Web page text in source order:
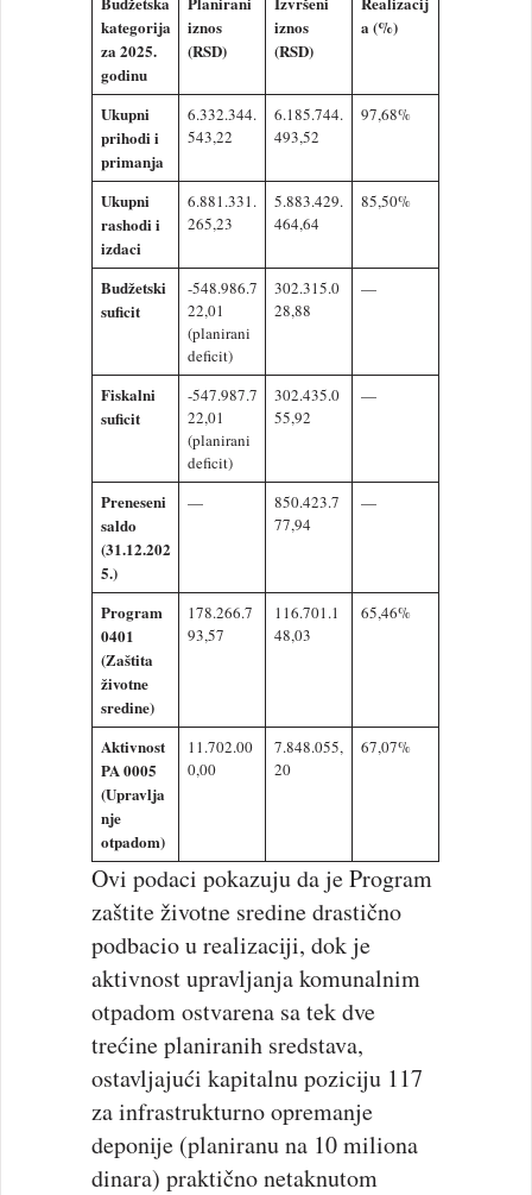
kategorija
za 2025.
godinu
iznos
(RSD)
iznos
(RSD)
a (%)
Ukupni
prihodi i
primanja
6.332.344.
543,22
6.185.744.
493,52
97,68%
Ukupni
rashodi i
izdaci
6.881.331.
265,23
5.883.429.
464,64
85,50%
Budžetski
suficit
-548.986.7
22,01
(planirani
deficit)
302.315.0
28,88
—
Fiskalni
suficit
-547.987.7
22,01
(planirani
deficit)
302.435.0
55,92
—
Preneseni
saldo
(31.12.202
5.)
—
850.423.7
77,94
—
Program
0401
(Zaštita
životne
sredine)
178.266.7
93,57
116.701.1
48,03
65,46%
Aktivnost
PA 0005
(Upravlja
nje
otpadom)
11.702.00
0,00
7.848.055,
20
67,07%
Ovi podaci pokazuju da je Program
zaštite životne sredine drastično
podbacio u realizaciji, dok je
aktivnost upravljanja komunalnim
otpadom ostvarena sa tek dve
trećine planiranih sredstava,
ostavljajući kapitalnu poziciju 117
za infrastrukturno opremanje
deponije (planiranu na 10 miliona
dinara) praktično netaknutom